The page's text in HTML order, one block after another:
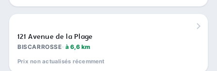
121 Avenue de la Plage
BISCARROSSE à 6,6 km
Prix non actualisés récemment